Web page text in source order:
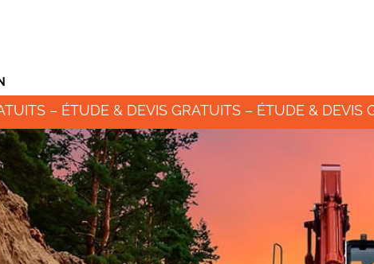
– ÉTUDE & DEVIS GRATUITS – ÉTUDE &